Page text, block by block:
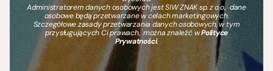
Administratorem danych osobowych jest SIW ZNAK sp. z o.o., dane
osobowe będą przetwarzane w celach marketingowych.
Szczegółowe zasady przetwarzania danych osobowych, w tym
przysługujących Ci prawach, można znaleźć wPolityce
Prywatności.